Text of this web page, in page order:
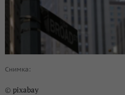
Снимка:
© pixabay